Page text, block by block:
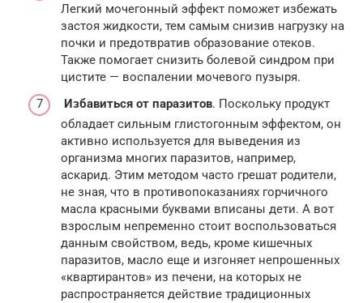
Легкий мочегонный эффект поможет избежать
застоя жидкости, тем самым снизив нагрузку на
почки и предотвратив образование отеков.
Также помогает снизить болевой синдром при
цистите — воспалении мочевого пузыря.
Избавиться от паразитов. Поскольку продукт
обладает сильным глистогонным эффектом, он
активно используется для выведения из
организма многих паразитов, например,
аскарид. Этим методом часто грешат родители,
не зная, что в противопоказаниях горчичного
масла красными буквами вписаны дети. А вот
взрослым непременно стоит воспользоваться
данным свойством, ведь, кроме кишечных
паразитов, масло еще и изгоняет непрошенных
«квартирантов» из печени, на которых не
распространяется действие традиционных